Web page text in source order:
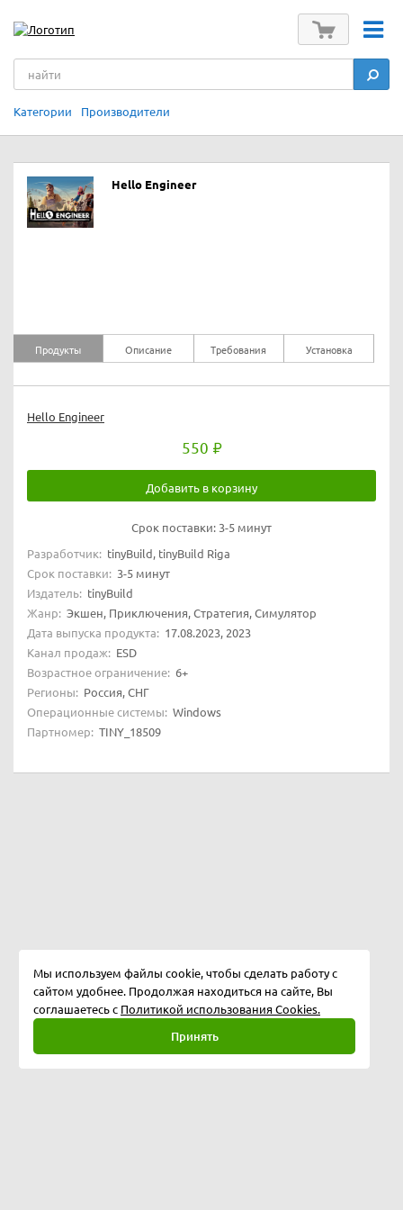
Категории Производители
Hello Engineer
Продукты Описание Требования Установка
Hello Engineer
550
Добавить в корзину
Срок поставки: 3-5 минут
Разработчик: tinyBuild, tinyBuild Riga
Срок поставки: 3-5 минут
Издатель: tinyBuild
Жанр: Экшен, Приключения, Стратегия, Симулятор
Дата выпуска продукта: 17.08.2023, 2023
Канал продаж: ESD
Возрастное ограничение: 6+
Регионы: Россия, СНГ
Операционные системы: Windows
Партномер: TINY_18509
Мы используем файлы cookie, чтобы сделать работу с
сайтом удобнее. Продолжая находиться на сайте, Вы
соглашаетесь с Политикой использования Cookies.
Принять